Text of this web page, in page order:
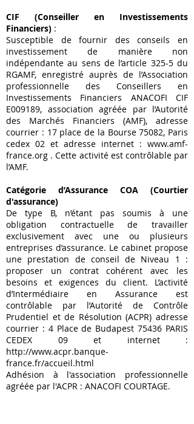
CIF (Conseiller en Investissements
Financiers) :
Susceptible de fournir des conseils en
investissement de manière non
indépendante au sens de l’article 325-5 du
RGAMF, enregistré auprès de l’Association
professionnelle des Conseillers en
Investissements Financiers ANACOFI CIF
E009189, association agréée par l’Autorité
des Marchés Financiers (AMF), adresse
courrier : 17 place de la Bourse 75082, Paris
cedex 02 et adresse internet : www.amf-
france.org . Cette activité est contrôlable par
l’AMF.
Catégorie d’Assurance COA (Courtier
d'assurance)
De type B, n’étant pas soumis à une
obligation contractuelle de travailler
exclusivement avec une ou plusieurs
entreprises d’assurance. Le cabinet propose
une prestation de conseil de Niveau 1 :
proposer un contrat cohérent avec les
besoins et exigences du client. L’activité
d’Intermédiaire en Assurance est
contrôlable par l’Autorité de Contrôle
Prudentiel et de Résolution (ACPR) adresse
courrier : 4 Place de Budapest 75436 PARIS
CEDEX 09 et internet :
http://www.acpr.banque-
france.fr/accueil.html
Adhésion à l'association professionnelle
agréée par l'ACPR : ANACOFI COURTAGE.